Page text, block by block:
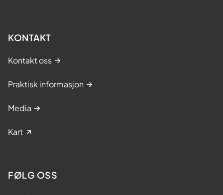
KONTAKT
Kontakt oss
Praktisk informasjon
Media
Kart
FØLG OSS